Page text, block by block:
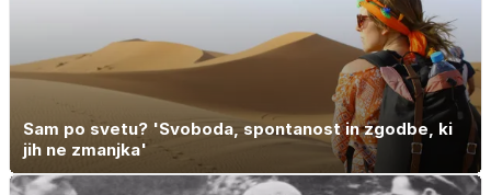
Sam po svetu? 'Svoboda, spontanost in zgodbe, ki
jih ne zmanjka'